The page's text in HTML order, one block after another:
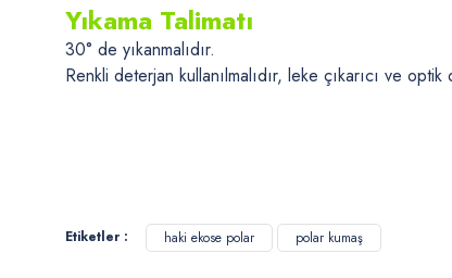
Yıkama Talimatı
30° de yıkanmalıdır.
Renkli deterjan kullanılmalıdır, leke çıkarıcı ve optik
Ürün resmi kalitesiz, bozuk veya görüntülenemiyor.
Etiketler : haki ekose polar polar kumaş